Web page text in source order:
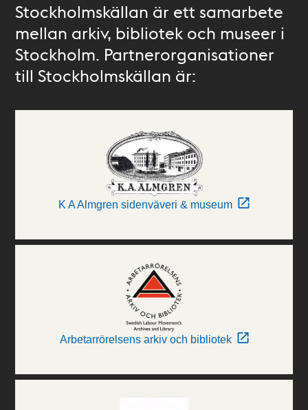
Stockholmskällan är ett samarbete
mellan arkiv, bibliotek och museer i
Stockholm. Partnerorganisationer
till Stockholmskällan är:
K A Almgren sidenväveri & museum
Arbetarrörelsens arkiv och bibliotek